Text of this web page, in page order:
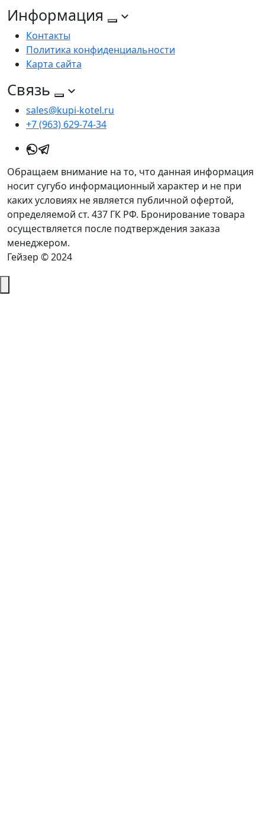
Информация
Контакты
Политика конфиденциальности
Карта сайта
Связь
sales@kupi-kotel.ru
+7 (963) 629-74-34
Обращаем внимание на то, что данная информация
носит сугубо информационный характер и не при
каких условиях не является публичной офертой,
определяемой ст. 437 ГК РФ. Бронирование товара
осуществляется после подтверждения заказа
менеджером.
Гейзер © 2024